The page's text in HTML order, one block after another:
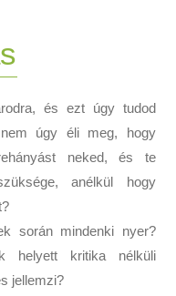
és ezt úgy tudod
úgy éli meg, hogy
neked, és te
anélkül hogy
során mindenki nyer?
helyett kritika nélküli
jellemzi?